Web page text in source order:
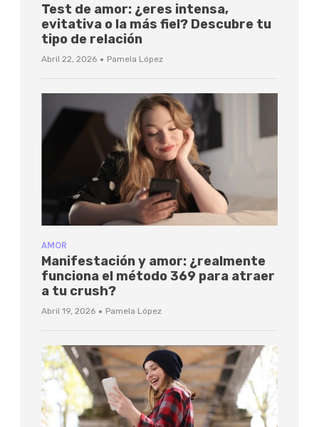
Test de amor: ¿eres intensa,
evitativa o la más fiel? Descubre tu
tipo de relación
Abril 22, 2026 · Pamela López
AMOR
Manifestación y amor: ¿realmente
funciona el método 369 para atraer
a tu crush?
Abril 19, 2026 · Pamela López